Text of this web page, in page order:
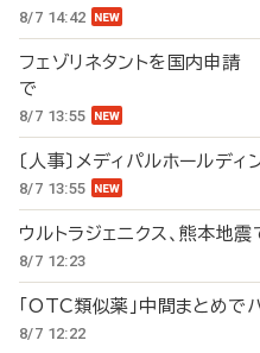
8/7 14:42
フェゾリネタントを国内申
で
8/7 13:55
〔人事〕メディパルホールデ
8/7 13:55
ウルトラジェニクス、熊本地
8/7 12:23
「OTC類似薬」中間まとめ
8/7 12:22